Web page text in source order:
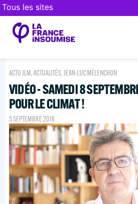
Tous les sites
ACTU JLM,ACTUALITÉS,JEAN-LUC MÉLENCHON
VIDÉO - SAMEDI 8
POUR LE CLIMAT !
5 SEPTEMBRE 2018